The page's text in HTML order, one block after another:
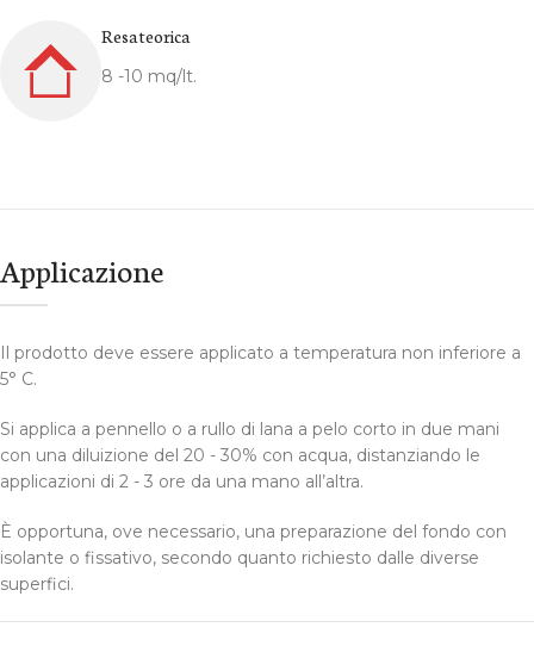
Resa teorica
8 -10 mq/lt.
Applicazione
Il prodotto deve essere applicato a temperatura non inferiore a
5° C.
Si applica a pennello o a rullo di lana a pelo corto in due mani
con una diluizione del 20 - 30% con acqua, distanziando le
applicazioni di 2 - 3 ore da una mano all’altra.
È opportuna, ove necessario, una preparazione del fondo con
isolante o fissativo, secondo quanto richiesto dalle diverse
superfici.